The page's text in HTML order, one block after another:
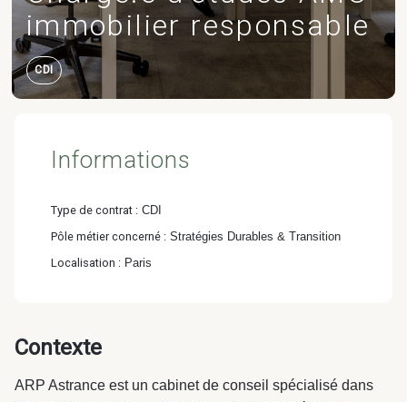
& AMO projet
Astrance –
Stratégies Durables
& culturels
Carrières
immobilier responsable
CDI
Informations
Type de contrat : CDI
Pôle métier concerné : Stratégies Durables & Transition
Localisation : Paris
Contexte
ARP Astrance est un cabinet de conseil spécialisé dans